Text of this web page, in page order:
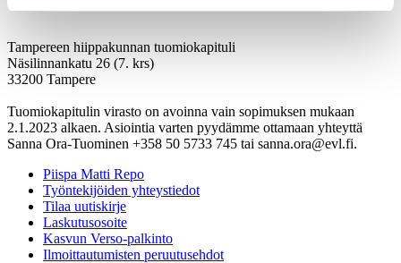
Tampereen hiippakunnan tuomiokapituli
Näsilinnankatu 26 (7. krs)
33200 Tampere
Tuomiokapitulin virasto on avoinna vain sopimuksen mukaan
2.1.2023 alkaen. Asiointia varten pyydämme ottamaan yhteyttä
Sanna Ora-Tuominen +358 50 5733 745 tai sanna.ora@evl.fi.
Piispa Matti Repo
Työntekijöiden yhteystiedot
Tilaa uutiskirje
Laskutusosoite
Kasvun Verso-palkinto
Ilmoittautumisten peruutusehdot